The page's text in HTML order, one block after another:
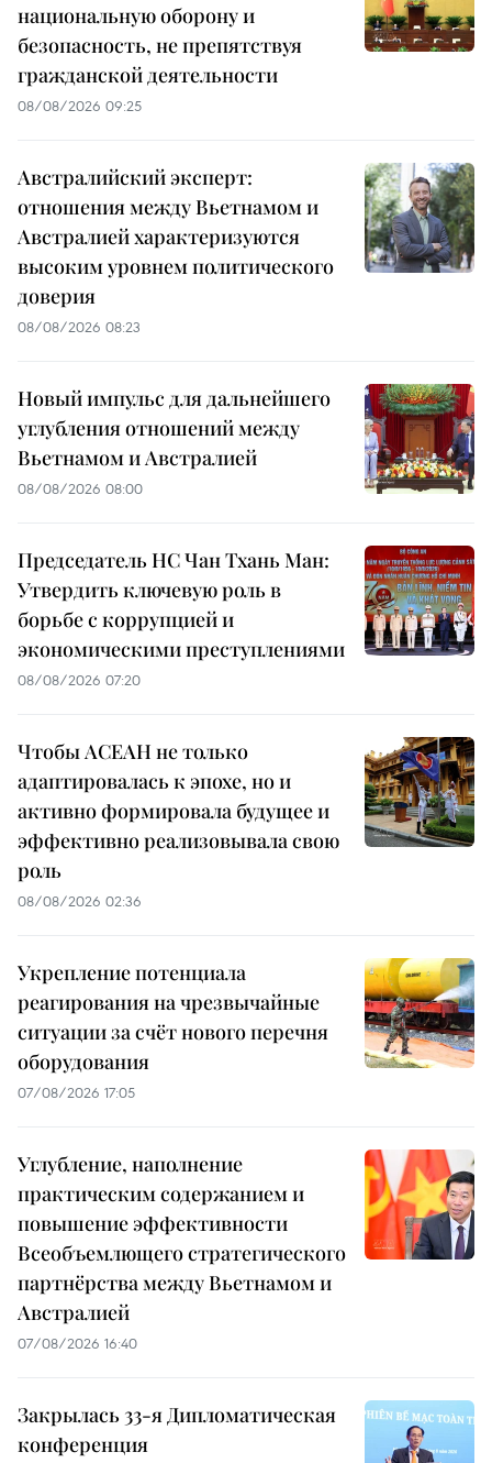
национальную оборону и
безопасность, не препятствуя
гражданской деятельности
08/08/2026 09:25
Австралийский эксперт:
отношения между Вьетнамом и
Австралией характеризуются
высоким уровнем политического
доверия
08/08/2026 08:23
Новый импульс для дальнейшего
углубления отношений между
Вьетнамом и Австралией
08/08/2026 08:00
Председатель НС Чан Тхань Ман:
Утвердить ключевую роль в
борьбе с коррупцией и
экономическими преступлениями
08/08/2026 07:20
Чтобы АСЕАН не только
адаптировалась к эпохе, но и
активно формировала будущее и
эффективно реализовывала свою
роль
08/08/2026 02:36
Укрепление потенциала
реагирования на чрезвычайные
ситуации за счёт нового перечня
оборудования
07/08/2026 17:05
Углубление, наполнение
практическим содержанием и
повышение эффективности
Всеобъемлющего стратегического
партнёрства между Вьетнамом и
Австралией
07/08/2026 16:40
Закрылась 33-я Дипломатическая
конференция